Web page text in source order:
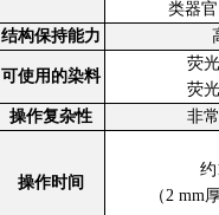
类器
结构保持能力
可使用的染料
荧
荧
操作复杂性
非
操作时间
约
（2 mm